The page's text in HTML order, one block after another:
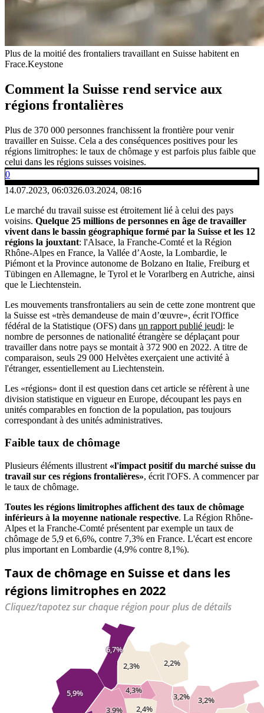
Plus de la moitié des frontaliers travaillant en Suisse habitent en
Frace.Keystone
Comment la Suisse rend service aux
régions frontalières
Plus de 370 000 personnes franchissent la frontière pour venir
travailler en Suisse. Cela a des conséquences positives pour les
régions limitrophes: le taux de chômage y est parfois plus faible que
celui dans les régions suisses voisines.
0
14.07.2023, 06:0326.03.2024, 08:16
Le marché du travail suisse est étroitement lié à celui des pays
voisins. Quelque 25 millions de personnes en âge de travailler
vivent dans le bassin géographique formé par la Suisse et les 12
régions la jouxtant: l'Alsace, la Franche-Comté et la Région
Rhône-Alpes en France, la Vallée d’Aoste, la Lombardie, le
Piémont et la Province autonome de Bolzano en Italie, Freiburg et
Tübingen en Allemagne, le Tyrol et le Vorarlberg en Autriche, ainsi
que le Liechtenstein.
Les mouvements transfrontaliers au sein de cette zone montrent que
la Suisse est «très demandeuse de main d’œuvre», écrit l'Office
fédéral de la Statistique (OFS) dans un rapport publié jeudi: le
nombre de personnes de nationalité étrangère se déplaçant pour
travailler dans notre pays se montait à 372 900 en 2022. A titre de
comparaison, seuls 29 000 Helvètes exerçaient une activité à
l'étranger, essentiellement au Liechtenstein.
Les «régions» dont il est question dans cet article se réfèrent à une
division statistique en vigueur en Europe, découpant les pays en
unités comparables en fonction de la population, pas toujours
correspondant à des unités administratives.
Faible taux de chômage
Plusieurs éléments illustrent «l'impact positif du marché suisse du
travail sur ces régions frontalières», écrit l'OFS. A commencer par
le taux de chômage.
Toutes les régions limitrophes affichent des taux de chômage
inférieurs à la moyenne nationale respective. La Région Rhône-
Alpes et la Franche-Comté présentent par exemple un taux de
chômage de 5,9 et 6,6%, contre 7,3% en France. L'écart est encore
plus important en Lombardie (4,9% contre 8,1%).